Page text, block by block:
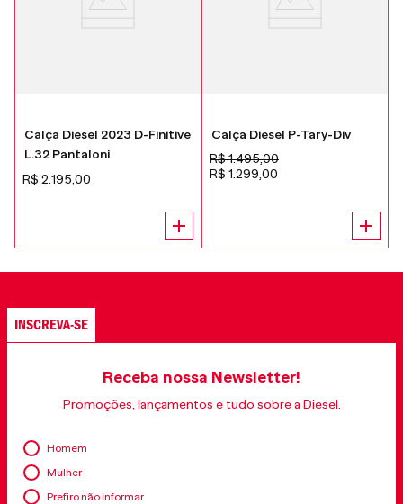
Calça Diesel 2023 D-Finitive
L.32 Pantaloni
R$ 2 195 00
Calça Diesel P-Tary-Div
R$1.495,00
R$ 1 299 00
INSCREVA-SE
Receba nossa Newsletter!
Promoções, lançamentos e tudo sobre a Diesel.
Homem
Mulher
Prefiro não informar